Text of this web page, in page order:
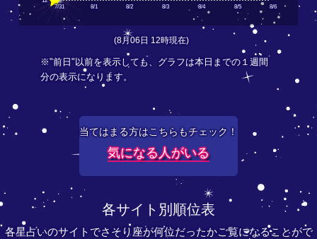
7/31 8/1 8/2 8/3 8/4 8/5 8/6
(8月06日 12時現在)
※"前日"以前を表示しても、グラフは本日までの１週間
分の表示になります。
当てはまる方はこちらもチェック！
気になる人がいる
各サイト別順位表
各星占いのサイトでさそり座が何位だったかご覧になることがで